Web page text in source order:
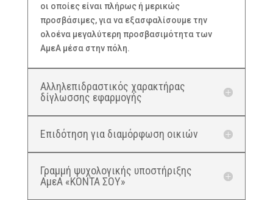
οι οποίες είναι πλήρως ή μερικώς
προσβάσιμες, για να εξασφαλίσουμε την
ολοένα μεγαλύτερη προσβασιμότητα των
ΑμεΑ μέσα στην πόλη.
Αλληλεπιδραστικός χαρακτήρας
δίγλωσσης εφαρμογής
Επιδότηση για διαμόρφωση οικιών
Γραμμή ψυχολογικής υποστήριξης
ΑμεΑ «ΚΟΝΤΑ ΣΟΥ»